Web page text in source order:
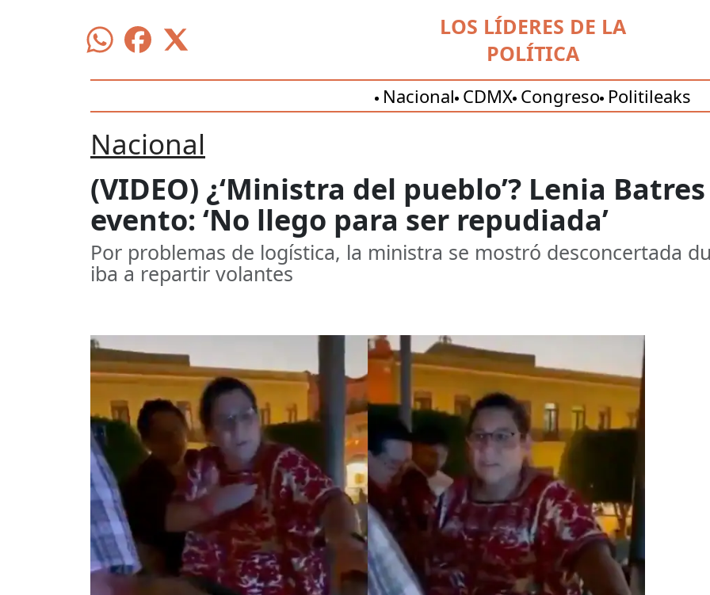
LOS LÍDERES DE LA
POLÍTICA
Nacional CDMX Congreso Politileaks
Nacional
(VIDEO) ¿‘Ministra del pueblo’? Lenia
evento: ‘No llego para ser repudiada’
Por problemas de logística, la ministra se mostró desconcertada
iba a repartir volantes